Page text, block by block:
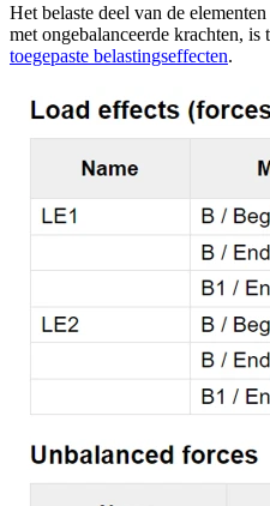
Het belaste deel van de
met ongebalanceerde krachten, is
toegepaste belastingseffecten.